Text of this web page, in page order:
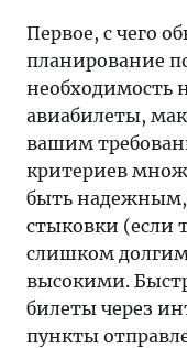
Первое, с чего
планирование
необходимость
авиабилеты,
вашим
критериев
быть
стыковки (если
слишком
высокими.
билеты через
пункты